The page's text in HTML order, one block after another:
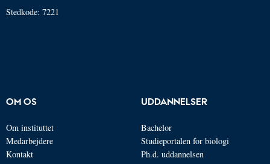
Stedkode: 7221
OM OS
Om instituttet
Medarbejdere
Kontakt
UDDANNELSER
Bachelor
Studieportalen for biologi
Ph.d. uddannelsen